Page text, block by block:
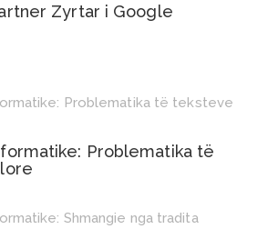
Zyrtar i Google
Problematika të